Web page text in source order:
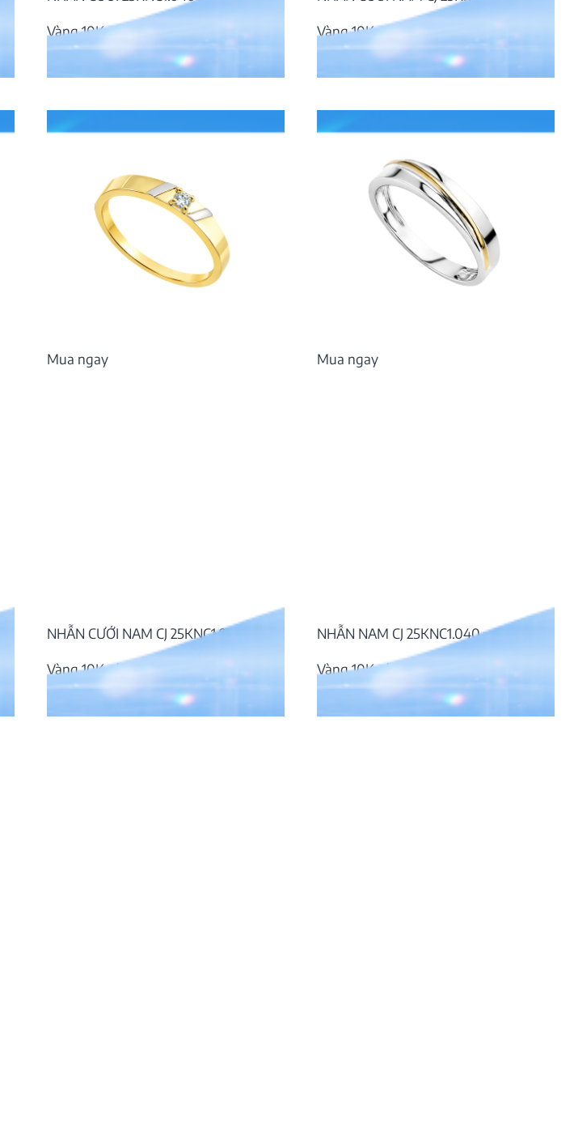
Vàng 10K, đá CZ
9.648.000₫
Vàng 10K, đá CZ
12.061.000₫
Mua ngay
NHẪN CƯỚI NAM CJ 25KNC1.030
Vàng 10K, đá CZ
15.054.000₫
Mua ngay
NHẪN NAM CJ 25KNC1.040
Vàng 10K, đá CZ
11.602.000₫